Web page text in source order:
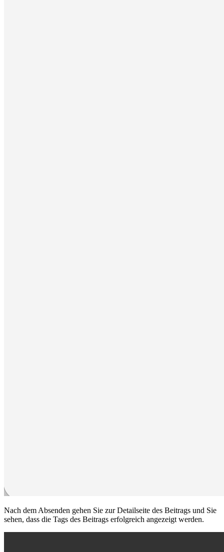
Nach dem Absenden gehen Sie zur Detailseite des Beitrags und Sie
sehen, dass die Tags des Beitrags erfolgreich angezeigt werden.